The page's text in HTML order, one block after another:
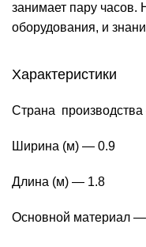
занимает пару часов.
оборудования, и
Характеристики
Страна
Ширина (м) — 0.9
Длина (м) — 1.8
Основной материал